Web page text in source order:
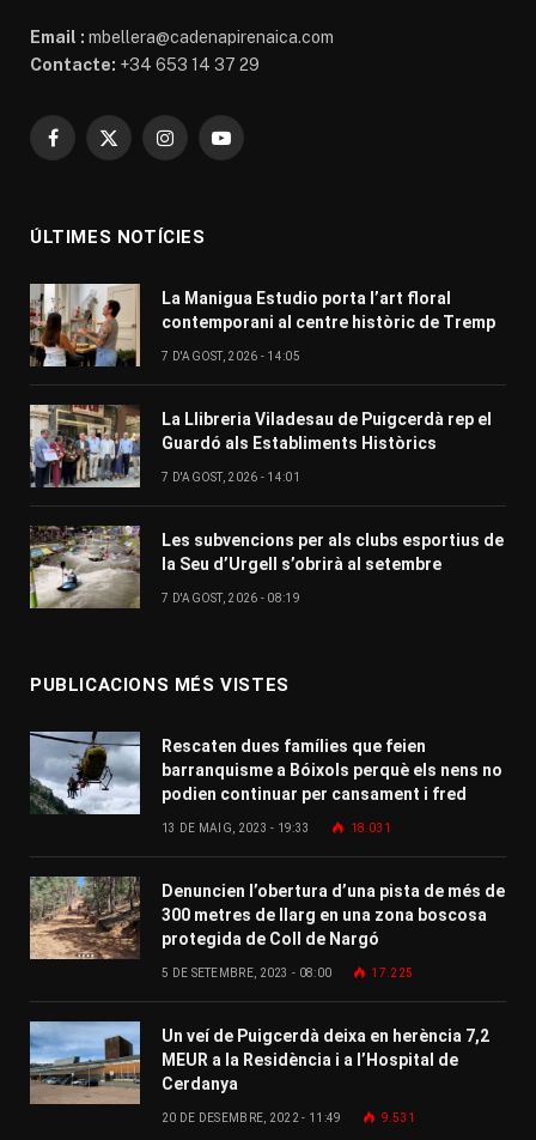
Email : mbellera@cadenapirenaica.com
Contacte: +34 653 14 37 29
Facebook
X
InstagramYouTube
ÚLTIMES NOTÍCIES
La Manigua Estudio porta l’art floral
contemporani al centre històric de Tremp
7 D'AGOST, 2026 - 14:05
La Llibreria Viladesau de Puigcerdà rep el
Guardó als Establiments Històrics
7 D'AGOST, 2026 - 14:01
Les subvencions per als clubs esportius de
la Seu d’Urgell s’obrirà al setembre
7 D'AGOST, 2026 - 08:19
PUBLICACIONS MÉS VISTES
Rescaten dues famílies que feien
barranquisme a Bóixols perquè els nens no
podien continuar per cansament i fred
13 DE MAIG, 2023 - 19:33 18.031
Denuncien l’obertura d’una pista de més de
300 metres de llarg en una zona boscosa
protegida de Coll de Nargó
5 DE SETEMBRE, 2023 - 08:00 17.225
Un veí de Puigcerdà deixa en herència 7,2
MEUR a la Residència i a l’Hospital de
Cerdanya
20 DE DESEMBRE, 2022 - 11:49 9.531